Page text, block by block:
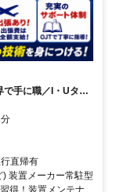
手に職／I・Uター
直帰有
装置メーカー常駐型
得！装置メンテナ